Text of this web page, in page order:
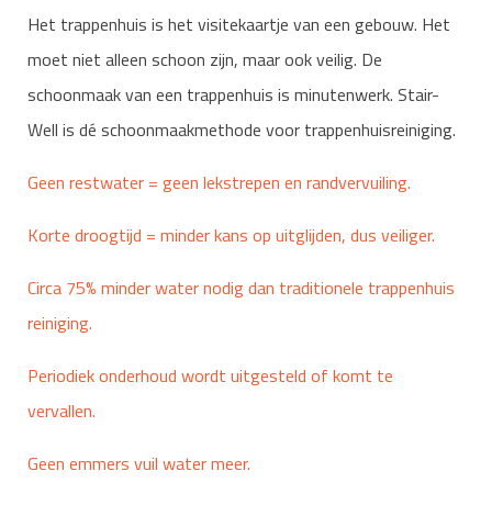
Het trappenhuis is het visitekaartje van een gebouw. Het
moet niet alleen schoon zijn, maar ook veilig. De
schoonmaak van een trappenhuis is minutenwerk. Stair-
Well is dé schoonmaakmethode voor trappenhuisreiniging.
Geen restwater = geen lekstrepen en randvervuiling.
Korte droogtijd = minder kans op uitglijden, dus veiliger.
Circa 75% minder water nodig dan traditionele trappenhuis
reiniging.
Periodiek onderhoud wordt uitgesteld of komt te
vervallen.
Geen emmers vuil water meer.